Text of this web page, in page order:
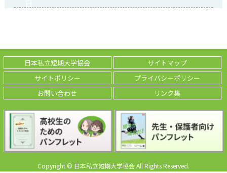
日本私立短期大学協会
サイトマップ
サイトポリシー
プライバシーポリシー
お問い合わせ
リンク集
Copyright © 日本私立短期大学協会 All Rights Reserved.